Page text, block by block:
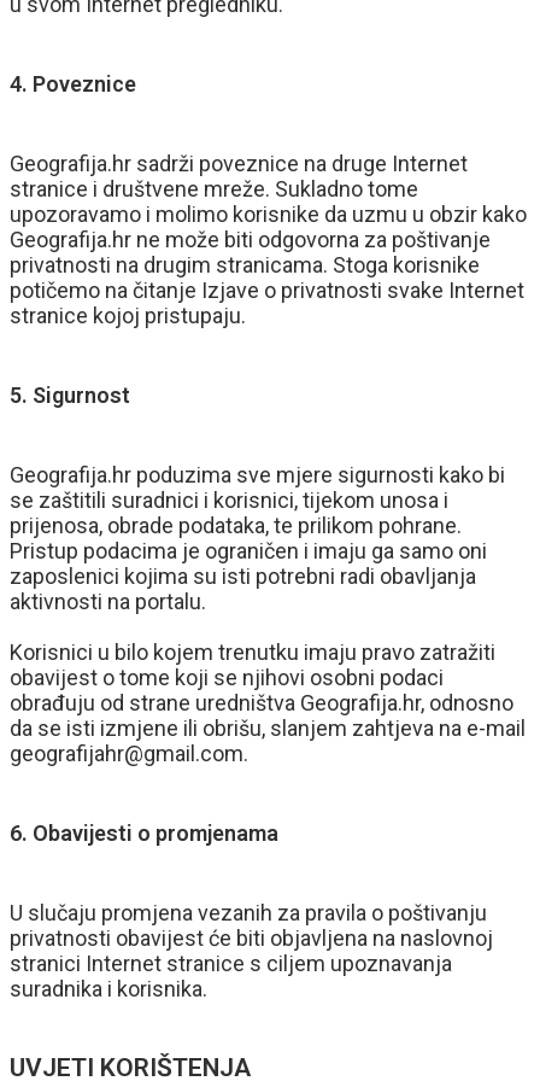
4. Poveznice
Geografija.hr sadrži poveznice na druge Internet
stranice i društvene mreže. Sukladno tome
upozoravamo i molimo korisnike da uzmu u obzir kako
Geografija.hr ne može biti odgovorna za poštivanje
privatnosti na drugim stranicama. Stoga korisnike
potičemo na čitanje Izjave o privatnosti svake Internet
stranice kojoj pristupaju.
5. Sigurnost
Geografija.hr poduzima sve mjere sigurnosti kako bi
se zaštitili suradnici i korisnici, tijekom unosa i
prijenosa, obrade podataka, te prilikom pohrane.
Pristup podacima je ograničen i imaju ga samo oni
zaposlenici kojima su isti potrebni radi obavljanja
aktivnosti na portalu.
Korisnici u bilo kojem trenutku imaju pravo zatražiti
obavijest o tome koji se njihovi osobni podaci
obrađuju od strane uredništva Geografija.hr, odnosno
da se isti izmjene ili obrišu, slanjem zahtjeva na e-mail
geografijahr@gmail.com.
6. Obavijesti o promjenama
U slučaju promjena vezanih za pravila o poštivanju
privatnosti obavijest će biti objavljena na naslovnoj
stranici Internet stranice s ciljem upoznavanja
suradnika i korisnika.
UVJETI KORIŠTENJA